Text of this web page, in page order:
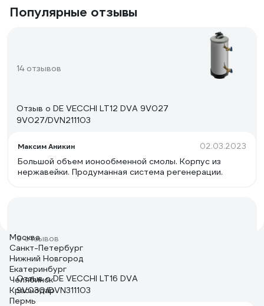
Популярные отзывы
14 отзывов
Отзыв о DE VECCHI LT12 DVA 9V027
9V027/DVN211103
Максим Аникин 02.03.2023
Большой объем ионообменной смолы. Корпус из
нержавейки. Продуманная система регенерации.
9 отзывов
Отзыв о DE VECCHI LT16 DVA
9V030/DVN311103
Москва
Санкт-Петербург
Нижний Новгород
Екатеринбург
Челябинск
Краснодар
Пермь